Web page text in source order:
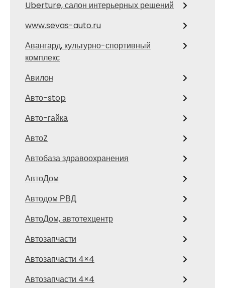
Uberture, салон интерьерных решений
www.sevas-auto.ru
Авангард, культурно-спортивный
комплекс
Авилон
Авто-stop
Авто-гайка
АвтоZ
Автобаза здравоохранения
АвтоДом
Автодом РВД
АвтоДом, автотехцентр
Автозапчасти
Автозапчасти 4×4
Автозапчасти 4×4